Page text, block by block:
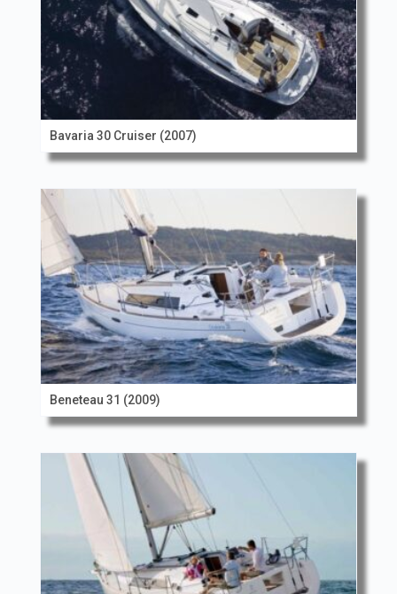
Bavaria 30 Cruiser (2007)
Beneteau 31 (2009)